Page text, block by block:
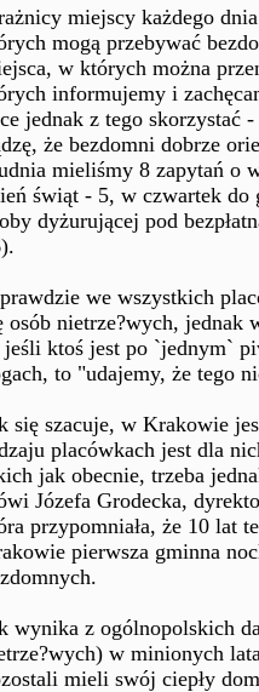
miejscy każdego
mogą przebywać
w których można
informujemy i
jednak z tego skorzystać
że bezdomni dobrze
mieliśmy 8 zapytań o
świąt - 5, w czwartek do
dyżurującej pod
we wszystkich
osób nietrze?wych, jednak
jeśli ktoś jest po `jednym`
to "udajemy, że tego
się szacuje, w Krakowie
placówkach jest dla
jak obecnie, trzeba
Józefa Grodecka,
przypomniała, że 10 lat
pierwsza gminna
wynika z ogólnopolskich
w minionych
mieli swój ciepły